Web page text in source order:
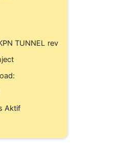
TUNNEL rev
Aktif